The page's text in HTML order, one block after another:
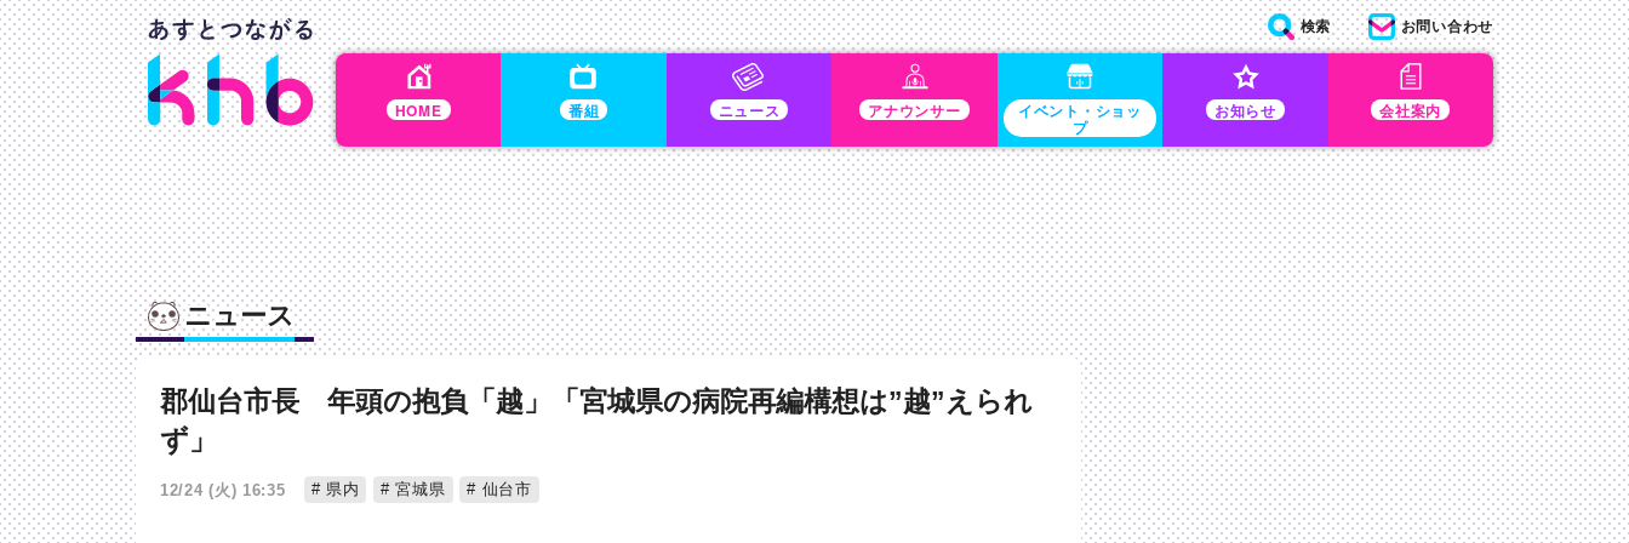
HOME 番組 ニュース アナウンサー イベント・ショッ
プ
お知らせ 会社案内
検索 お問い合わせ
ニュース
郡仙台市長 年頭の抱負「越」「宮城県の病院再編構想は”越”えられ
ず」
12/24 (火) 16:35 県内 宮城県 仙台市